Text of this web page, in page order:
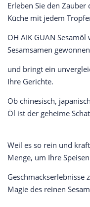
Erleben Sie den
Küche mit jedem
OH AIK GUAN
Sesamsamen gewonnen
und bringt ein
Ihre Gerichte.
Ob chinesisch,
Öl ist der geheime
Weil es so rein und
Menge, um Ihre
Geschmackserlebnisse
Magie des reinen